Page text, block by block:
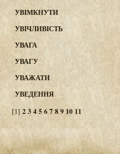
УВІМКНУТИ
УВІЧЛИВІСТЬ
УВАГА
УВАГУ
УВАЖАТИ
УВЕДЕННЯ
[1] 23456789 10 11